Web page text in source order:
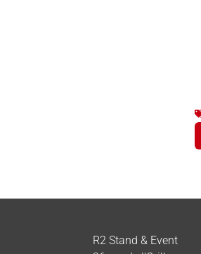
R2 Stand & Event